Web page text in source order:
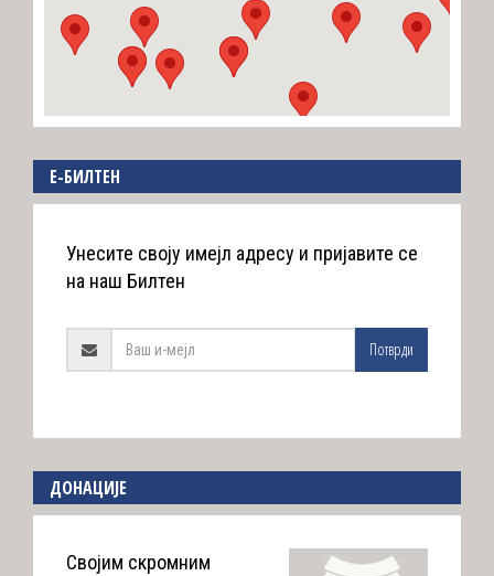
E-БИЛТЕН
Унесите своју имејл адресу и пријавите се
на наш Билтен
Потврди
ДОНАЦИЈЕ
Својим скромним